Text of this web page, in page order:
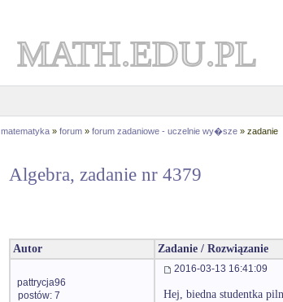
MATH.EDU.PL
matematyka » forum » forum zadaniowe - uczelnie wy�sze » zadanie
Algebra, zadanie nr 4379
Autor Zadanie / Rozwiązanie
pattrycja96
postów: 7
2016-03-13 16:41:09
Hej, biedna studentka